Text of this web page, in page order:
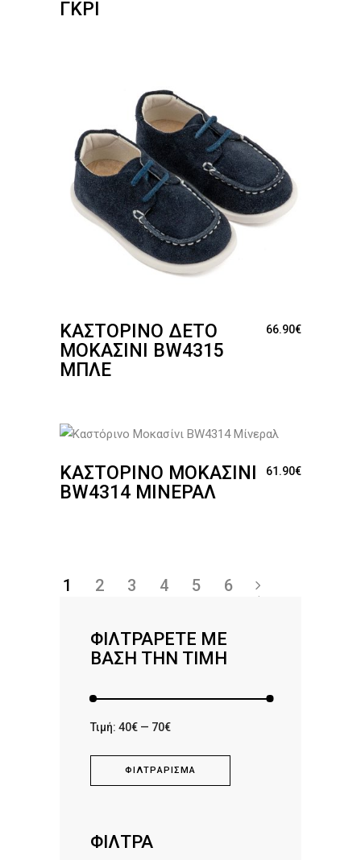
ΓΚΡΙ
ΚΑΣΤΌΡΙΝΟ ΔΕΤΌ
ΜΟΚΑΣΊΝΙ BW4315
ΜΠΛΕ
66.90€
ΚΑΣΤΌΡΙΝΟ ΜΟΚΑΣΊΝΙ
BW4314 ΜΊΝΕΡΑΛ
61.90€
1 2 3 4 5 6 →
ΦΙΛΤΡΆΡΕΤΕ ΜΕ
ΒΆΣΗ ΤΗΝ ΤΙΜΉ
Ελάχιστη
Μέγιστη
ΦΙΛΤΡΆΡΙΣΜΑ
Τιμή: 40€ — 70€
ΦΙΛΤΡΑ